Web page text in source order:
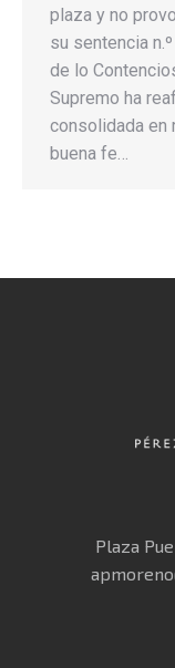
plaza y no
su sentencia
de lo
Supremo ha
consolidada en
buena fe…
Plaza